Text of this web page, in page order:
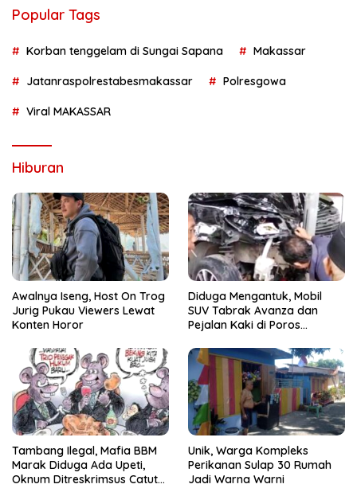
Popular Tags
Korban tenggelam di Sungai Sapana Makassar
Jatanraspolrestabesmakassar Polresgowa
Viral MAKASSAR
Hiburan
Awalnya Iseng, Host On Trog
Jurig Pukau Viewers Lewat
Konten Horor
Diduga Mengantuk, Mobil
SUV Tabrak Avanza dan
Pejalan Kaki di Poros
Tambang Ilegal, Mafia BBM
Marak Diduga Ada Upeti,
Oknum Ditreskrimsus Catut
Unik, Warga Kompleks
Perikanan Sulap 30 Rumah
Jadi Warna Warni